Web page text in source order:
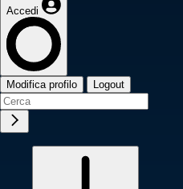
Accedi
Modifica profilo Logout